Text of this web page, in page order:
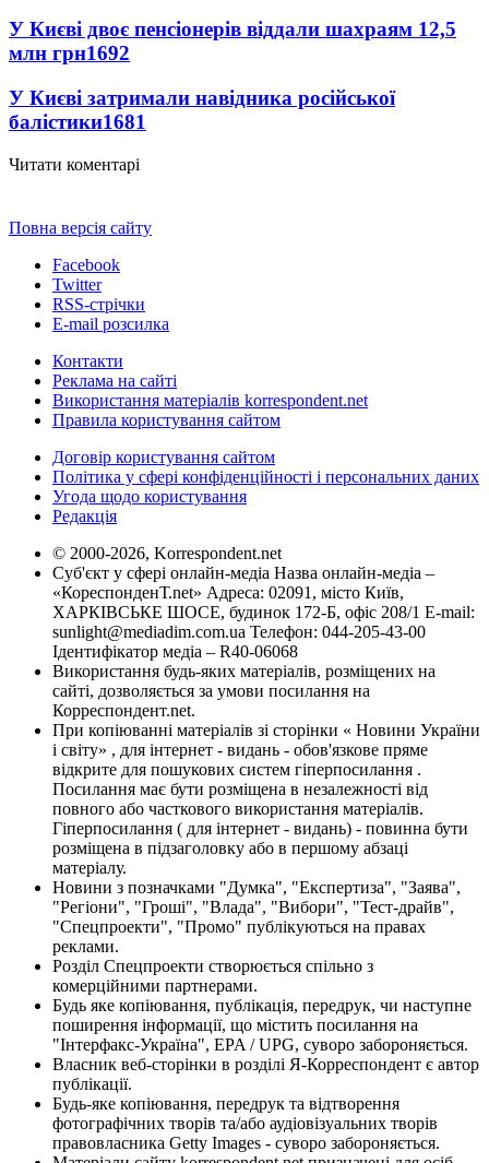
У Києві двоє пенсіонерів віддали шахраям 12,5
млн грн1692
У Києві затримали навідника російської
балістики1681
Читати коментарі
Повна версія сайту
Facebook
Twitter
RSS-стрічки
E-mail розсилка
Контакти
Реклама на сайті
Використання матеріалів korrespondent.net
Правила користування сайтом
Договір користування сайтом
Політика у сфері конфіденційності і персональних даних
Угода щодо користування
Редакція
© 2000-2026, Korrespondent.net
Суб'єкт у сфері онлайн-медіа Назва онлайн-медіа –
«КореспонденТ.net» Адреса: 02091, місто Київ,
ХАРКІВСЬКЕ ШОСЕ, будинок 172-Б, офіс 208/1 E-mail:
sunlight@mediadim.com.ua Телефон: 044-205-43-00
Ідентифікатор медіа – R40-06068
Використання будь-яких матеріалів, розміщених на
сайті, дозволяється за умови посилання на
Корреспондент.net.
При копіюванні матеріалів зі сторінки « Новини України
і світу» , для інтернет - видань - обов'язкове пряме
відкрите для пошукових систем гіперпосилання .
Посилання має бути розміщена в незалежності від
повного або часткового використання матеріалів.
Гіперпосилання ( для інтернет - видань) - повинна бути
розміщена в підзаголовку або в першому абзаці
матеріалу.
Новини з позначками "Думка", "Експертиза", "Заява",
"Регіони", "Гроші", "Влада", "Вибори", "Тест-драйв",
"Спецпроекти", "Промо" публікуються на правах
реклами.
Розділ Спецпроекти створюється спільно з
комерційними партнерами.
Будь яке копіювання, публікація, передрук, чи наступне
поширення інформації, що містить посилання на
"Інтерфакс-Україна", EPA / UPG, суворо забороняється.
Власник веб-сторінки в розділі Я-Корреспондент є автор
публікації.
Будь-яке копіювання, передрук та відтворення
фотографічних творів та/або аудіовізуальних творів
правовласника Getty Images - суворо забороняється.